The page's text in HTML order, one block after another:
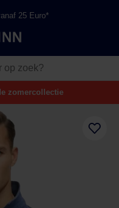
25 Euro*
zomercollectie